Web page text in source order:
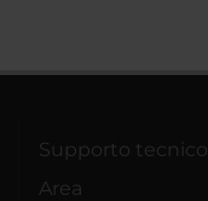
Supporto tecnico
Area